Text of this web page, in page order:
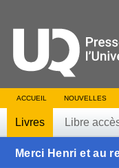
ACCUEIL NOUVELLES
Livres Libre
Merci Henri et au